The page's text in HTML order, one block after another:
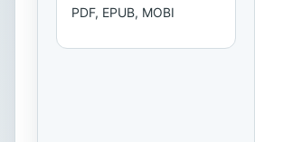
PDF, EPUB, MOBI